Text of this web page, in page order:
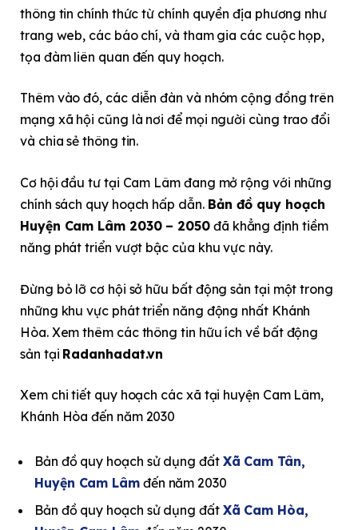
thông tin chính thức từ chính quyền địa phương như
trang web, các báo chí, và tham gia các cuộc họp,
tọa đàm liên quan đến quy hoạch.
Thêm vào đó, các diễn đàn và nhóm cộng đồng trên
mạng xã hội cũng là nơi để mọi người cùng trao đổi
và chia sẻ thông tin.
Cơ hội đầu tư tại Cam Lâm đang mở rộng với những
chính sách quy hoạch hấp dẫn. Bản đồ quy hoạch
Huyện Cam Lâm 2030 – 2050 đã khẳng định tiềm
năng phát triển vượt bậc của khu vực này.
Đừng bỏ lỡ cơ hội sở hữu bất động sản tại một trong
những khu vực phát triển năng động nhất Khánh
Hòa. Xem thêm các thông tin hữu ích về bất động
sản tại Radanhadat.vn
Xem chi tiết quy hoạch các xã tại huyện Cam Lâm,
Khánh Hòa đến năm 2030
Bản đồ quy hoạch sử dụng đất Xã Cam Tân,
Huyện Cam Lâmđến năm 2030
Bản đồ quy hoạch sử dụng đất Xã Cam Hòa,